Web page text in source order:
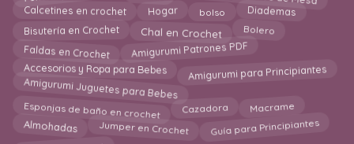
Calcetines en crochet Hogar bolso Diademas
Bisutería en Crochet Chal en Crochet Bolero
Faldas en Crochet Amigurumi Patrones PDF
Accesorios y Ropa para Bebes Amigurumi para Principiantes
Amigurumi Juguetes para Bebes
Esponjas de baño en crochet Cazadora Macrame
Almohadas Jumper en Crochet Guía para Principiantes